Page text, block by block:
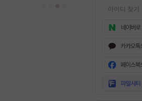
군체
아이디 찾기